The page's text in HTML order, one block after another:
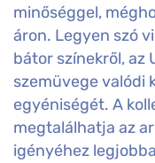
minőséggel,
áron. Legyen szó
bátor színekről, az
szemüvege valódi
egyéniségét. A
megtalálhatja az
igényéhez